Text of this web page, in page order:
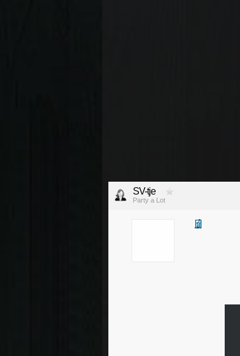
SV-tje
Party a Lot